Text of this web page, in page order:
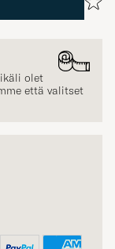
olet
että valitset